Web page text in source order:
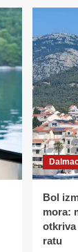
Bol
mora:
otkriva
ratu